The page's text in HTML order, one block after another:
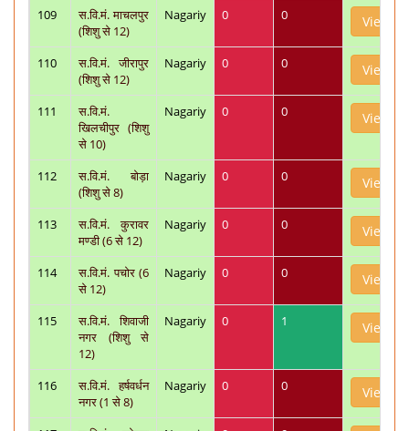
109
स.वि.मं. माचलपुर
(शिशु से 12)
Nagariy 0 0 View
110
स.वि.मं. जीरापुर
(शिशु से 12)
Nagariy 0 0 View
111
स.वि.मं.
खिलचीपुर (शिशु
से 10)
Nagariy 0 0 View
112
स.वि.मं. बोड़ा
(शिशु से 8)
Nagariy 0 0 View
113
स.वि.मं. कुरावर
मण्डी (6 से 12)
Nagariy 0 0 View
114
स.वि.मं. पचोर (6
से 12)
Nagariy 0 0 View
115
स.वि.मं. शिवाजी
नगर (शिशु से
12)
Nagariy 0 1 View
116
स.वि.मं. हर्षवर्धन
नगर (1 से 8)
Nagariy 0 0 View